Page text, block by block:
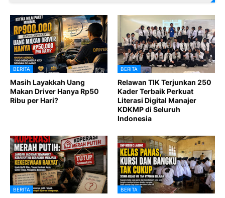
BERITA
Masih Layakkah Uang
Makan Driver Hanya Rp50
Ribu per Hari?
BERITA
Relawan TIK Terjunkan 250
Kader Terbaik Perkuat
Literasi Digital Manajer
KDKMP di Seluruh
Indonesia
BERITA BERITA